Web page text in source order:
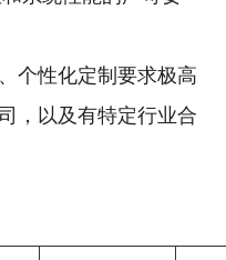
个性化定制要求极高
，以及有特定行业合